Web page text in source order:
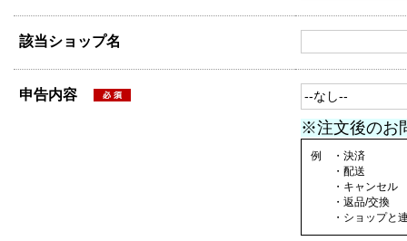
該当ショップ名
申告内容
※注文後のお
例 ・決済
・配送
・キャンセル
・返品/交換
・ショップと連